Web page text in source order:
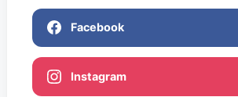
Facebook
Instagram